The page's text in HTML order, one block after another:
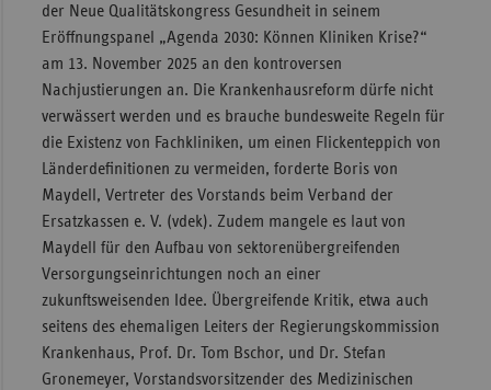
der Neue Qualitätskongress Gesundheit in seinem
Eröffnungspanel „Agenda 2030: Können Kliniken Krise?“
am 13. November 2025 an den kontroversen
Nachjustierungen an. Die Krankenhausreform dürfe nicht
verwässert werden und es brauche bundesweite Regeln für
die Existenz von Fachkliniken, um einen Flickenteppich von
Länderdefinitionen zu vermeiden, forderte Boris von
Maydell, Vertreter des Vorstands beim Verband der
Ersatzkassen e. V. (vdek). Zudem mangele es laut von
Maydell für den Aufbau von sektorenübergreifenden
Versorgungseinrichtungen noch an einer
zukunftsweisenden Idee. Übergreifende Kritik, etwa auch
seitens des ehemaligen Leiters der Regierungskommission
Krankenhaus, Prof. Dr. Tom Bschor, und Dr. Stefan
Gronemeyer, Vorstandsvorsitzender des Medizinischen